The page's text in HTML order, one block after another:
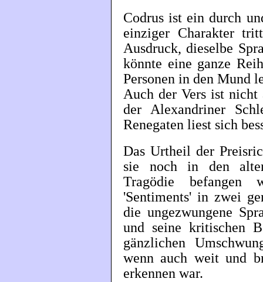
Codrus ist ein durch
einziger Charakter
Ausdruck, dieselbe
könnte eine ganze
Personen in den Mund
Auch der Vers ist nicht
der Alexandriner
Renegaten liest sich
Das Urtheil der
sie noch in den
Tragödie
'Sentiments' in zwei
die ungezwungene
und seine kritischen
gänzlichen
wenn auch weit und
erkennen war.